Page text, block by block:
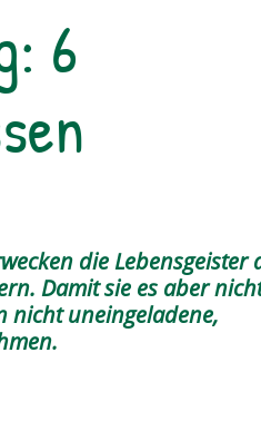
6
die Lebensgeister
Damit sie es aber
nicht uneingeladene,